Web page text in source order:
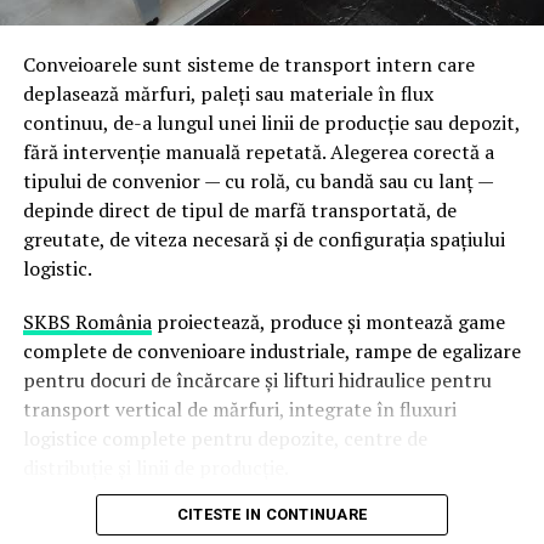
necorespunzător și umiditatea reprezintă principalele
Accesul din exterior
Dacă există găuri în pereți, conducte neetanșate sau
spații prin care șobolanii pot intra din exterior,
infestarea poate reapărea indiferent cât de eficientă a
fost intervenția.
Monitorizarea ulterioară
Ofirma deratizareprofesionistă recomandă
întotdeauna verificări periodice și înlocuirea momelilor
atunci când este necesar.
În cât timp dispar complet rozătoarele după
deratizare?
precum și instalații de tratament termic capabile să
De ce contează integrarea
capacităților pe un singur
amplasament
Continuitate a fluxului de producție— piesa nu
părăsește amplasamentul între etape, ceea ce
Control al calității end-to-end — aceeași echipă
tehnică urmărește piesa de la materia primă la
produsul finit
tratament termic) sunt gestionate fără intermediari
Conveioarele sunt sisteme de transport intern care
deplasează mărfuri, paleți sau materiale în flux
continuu, de-a lungul unei linii de producție sau depozit,
fără intervenție manuală repetată. Alegerea corectă a
tipului de convenior — cu rolă, cu bandă sau cu lanț —
depinde direct de tipul de marfă transportată, de
greutate, de viteza necesară și de configurația spațiului
logistic.
SKBS Româniaproiectează, produce și montează game
complete de convenioare industriale, rampe de egalizare
pentru docuri de încărcare și lifturi hidraulice pentru
transport vertical de mărfuri, integrate în fluxuri
logistice complete pentru depozite, centre de
În acest articol explicăm diferențele dintre principalele
CITESTE IN CONTINUARE